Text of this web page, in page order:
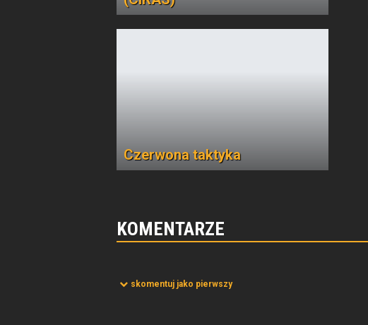
Czerwona taktyka
KOMENTARZE
skomentuj jako pierwszy